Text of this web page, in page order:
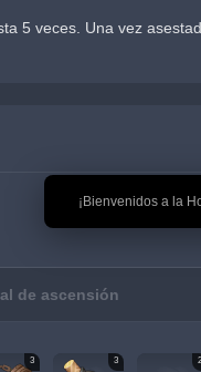
🎉 ¡Bienvenidos a la
5 veces. Una vez
de ascensión
3 3 2